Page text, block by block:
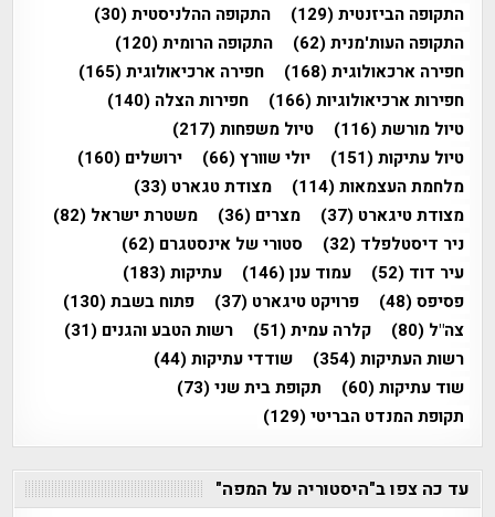
התקופה הביזנטית(129) התקופה ההלניסטית(30)
התקופה העות'מנית(62) התקופה הרומית(120)
חפירה ארכאולוגית(168) חפירה ארכיאולוגית(165)
חפירות ארכיאולוגיות(166) חפירות הצלה (140)
טיול מורשת(116) טיול משפחות(217)
טיול עתיקות(151) יולי שוורץ(66) ירושלים (160)
מלחמת העצמאות(114) מצודת טגארט (33)
מצודת טיגארט (37) מצרים (36) משטרת ישראל (82)
ניר דיסטלפלד (32) סטורי של אינסטגרם (62)
עיר דוד (52) עמוד ענן(146) עתיקות(183)
פסיפס(48) פרויקט טיגארט (37) פתוח בשבת(130)
צה"ל (80) קלרה עמית(51) רשות הטבע והגנים (31)
רשות העתיקות(354) שודדי עתיקות(44)
שוד עתיקות(60) תקופת בית שני(73)
תקופת המנדט הבריטי(129)
עד כה צפו ב"היסטוריה על המפה"